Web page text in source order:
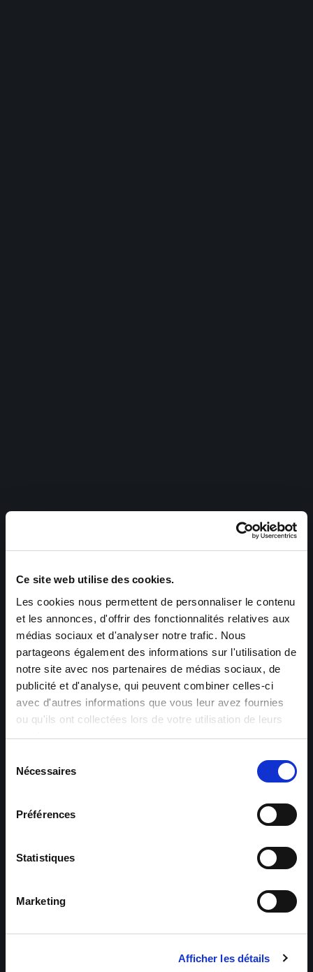
Ce site web utilise des cookies.
Les cookies nous permettent de personnaliser le contenu
et les annonces, d'offrir des fonctionnalités relatives aux
médias sociaux et d'analyser notre trafic. Nous
partageons également des informations sur l'utilisation de
notre site avec nos partenaires de médias sociaux, de
publicité et d'analyse, qui peuvent combiner celles-ci
avec d'autres informations que vous leur avez fournies
ou qu'ils ont collectées lors de votre utilisation de leurs
services.
Nécessaires
Préférences
Statistiques
Marketing
Afficher les détails